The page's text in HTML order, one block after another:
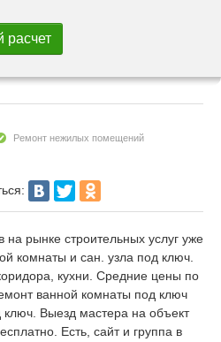
Ремонт нежилых помещений
рынке строительных услуг уже
комнаты и сан. узла под ключ.
кухни. Средние цены по
ванной комнаты под ключ
Выезд мастера на объект
Есть, сайт и группа в